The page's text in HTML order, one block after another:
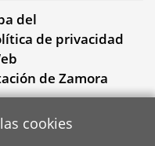
del
de privacidad
de Zamora
cookies